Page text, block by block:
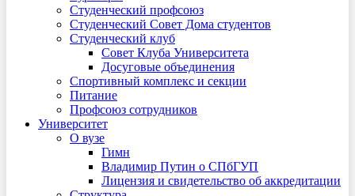
Студенческий профсоюз
Студенческий Совет Дома студентов
Студенческий клуб
Совет Клуба Университета
Досуговые объединения
Спортивный комплекс и секции
Питание
Профсоюз сотрудников
Университет
О вузе
Гимн
Владимир Путин о СПбГУП
Лицензия и свидетельство об аккредитации